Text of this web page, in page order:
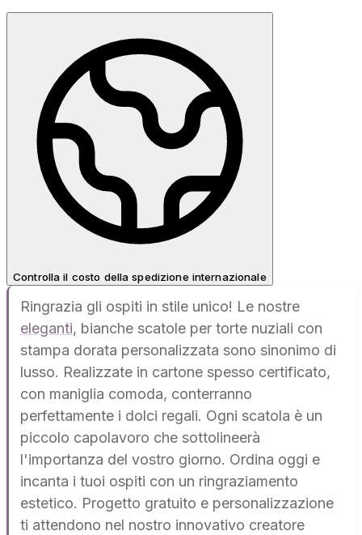
Controlla il costo della spedizione internazionale
Ringrazia gli ospiti in stile unico! Le nostre
eleganti, bianche scatole per torte nuziali con
stampa dorata personalizzata sono sinonimo di
lusso. Realizzate in cartone spesso certificato,
con maniglia comoda, conterranno
perfettamente i dolci regali. Ogni scatola è un
piccolo capolavoro che sottolineerà
l'importanza del vostro giorno. Ordina oggi e
incanta i tuoi ospiti con un ringraziamento
estetico. Progetto gratuito e personalizzazione
ti attendono nel nostro innovativo creatore